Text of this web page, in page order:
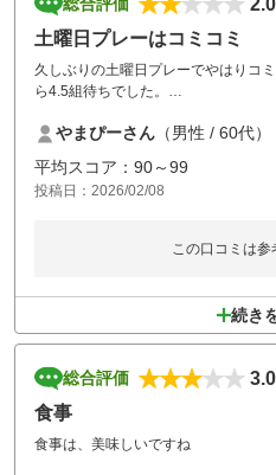
土曜日プレーはコミコミ
久しぶりの土曜日プレーでやはりコ
ら4.5組待ちでした。
やまぴーさん （男性 / 60代）
平均スコア：90～99
投稿日：2026/02/08
この口コミは参
続き
総合評価
3.0
食事
食事は、美味しいですね